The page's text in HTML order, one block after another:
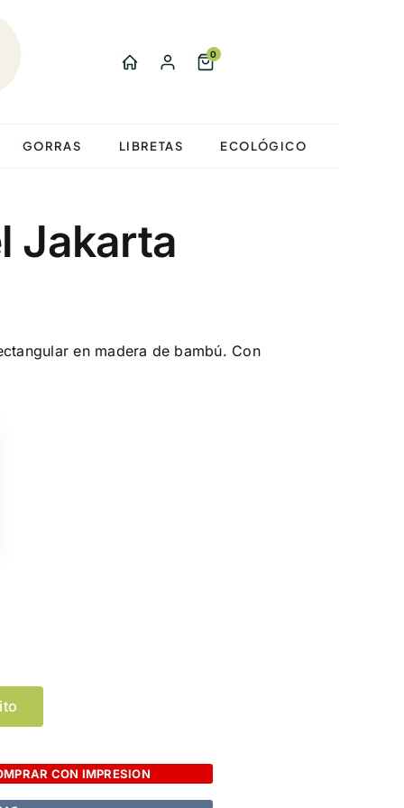
0
GORRAS LIBRETAS ECOLÓGICO
Jakarta
en madera de bambú. Con
CON IMPRESION